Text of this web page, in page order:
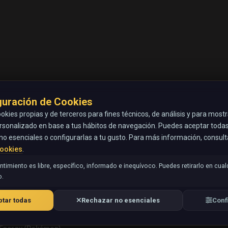
de Cookies
propias y de terceros para fines técnicos, de análisis y para
en base a tus hábitos de navegación. Puedes aceptar
esenciales o configurarlas a tu gusto. Para más información,
es libre, específico, informado e inequívoco. Puedes retirarlo en
todas Rechazar no esenciales